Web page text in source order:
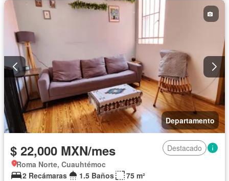
Departamento
$ 22,000 MXN/mes
Destacado
Roma Norte, Cuauhtémoc
2 Recámaras
1.5 Baños
75 m²